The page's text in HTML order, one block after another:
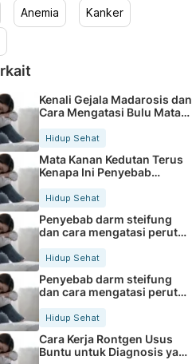
Anemia Kanker
Kenali Gejala Madarosis dan
Cara Mengatasi Bulu Mata
Hidup Sehat
Mata Kanan Kedutan Terus
Kenapa Ini Penyebab
Hidup Sehat
Penyebab darm steifung
dan cara mengatasi perut
Hidup Sehat
Penyebab darm steifung
dan cara mengatasi perut
Hidup Sehat
Cara Kerja Rontgen Usus
Buntu untuk Diagnosis yang